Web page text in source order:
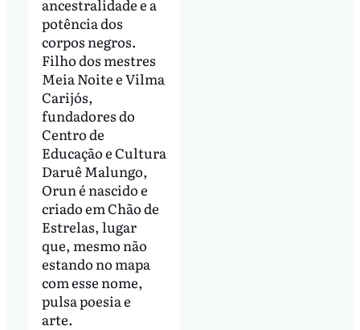
ancestralidade e a
potência dos
corpos negros.
Filho dos mestres
Meia Noite e Vilma
Carijós,
fundadores do
Centro de
Educação e Cultura
Daruê Malungo,
Orun é nascido e
criado em Chão de
Estrelas, lugar
que, mesmo não
estando no mapa
com esse nome,
pulsa poesia e
arte.